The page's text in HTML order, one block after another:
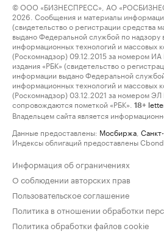
© ООО «БИЗНЕСПРЕСС», АО
2026. Сообщения и материалы
(свидетельство о регистрации средства
выдано Федеральной службой по надзору
информационных технологий и массовых
(Роскомнадзор) 09.12.2015 за номером
издания «РБК» (свидетельство о
информации выдано Федеральной
информационных технологий и массовых
(Роскомнадзор) 03.12.2021 за номером
сопровождаются пометкой «РБК».
18+
Владельцем сайта является
Данные предоставлены: Мосбиржа
Индексы облигаций предоставлены
Информация об ограничениях
О соблюдении авторских прав
Пользовательское соглашение
Политика в отношении обработки
Политика обработки файлов cookie